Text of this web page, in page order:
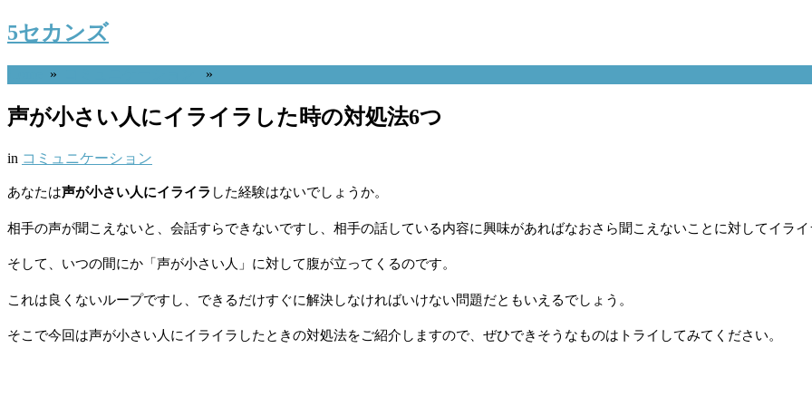
5セカンズ
» »
声が小さい人にイライラした時の対処法6つ
in コミュニケーション
あなたは声が小さい人にイライラ した経験はないでしょうか。
相手の声が聞こえないと、会話すらできないですし、相手の話している内容に興味があればなおさら聞こえないことに対してイライ
そして、いつの間にか「声が小さい人」に対して腹が立ってくるのです。
これは良くないループですし、できるだけすぐに解決しなければいけない問題だともいえるでしょう。
そこで今回は声が小さい人にイライラしたときの対処法をご紹介しますので、ぜひできそうなものはトライしてみてください。